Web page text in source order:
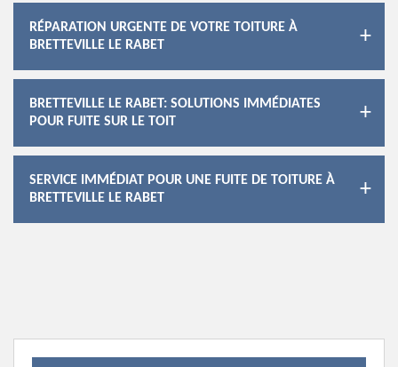
RÉPARATION URGENTE DE VOTRE TOITURE À
BRETTEVILLE LE RABET
BRETTEVILLE LE RABET: SOLUTIONS IMMÉDIATES
POUR FUITE SUR LE TOIT
SERVICE IMMÉDIAT POUR UNE FUITE DE TOITURE À
BRETTEVILLE LE RABET